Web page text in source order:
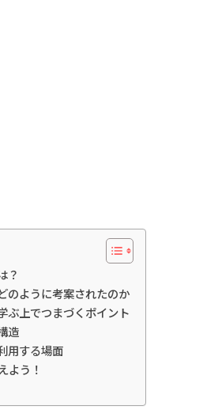
？
ように考案されたのか
上でつまづくポイント
造
用する場面
よう！